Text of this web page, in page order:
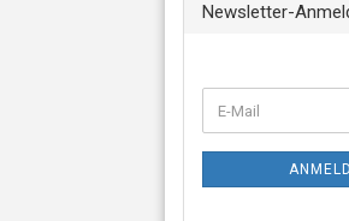
Newsletter-